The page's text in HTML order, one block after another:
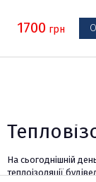
1700 грн
На сьогоднішній
теплоізоляції